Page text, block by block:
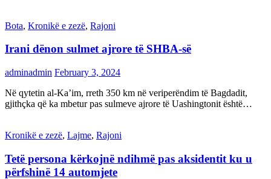
Bota, Kronikë e zezë, Rajoni
Irani dënon sulmet ajrore të SHBA-së
adminadmin February 3, 2024
Në qytetin al-Ka’im, rreth 350 km në veriperëndim të Bagdadit,
gjithçka që ka mbetur pas sulmeve ajrore të Uashingtonit është…
Kronikë e zezë, Lajme, Rajoni
Tetë persona kërkojnë ndihmë pas aksidentit ku u
përfshinë 14 automjete